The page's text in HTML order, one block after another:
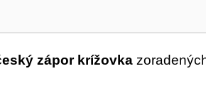
zápor krížovka